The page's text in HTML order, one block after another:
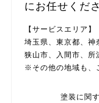
にお任せくだ
【サービスエリア】
埼玉県、東京都、神
狭山市、入間市、所
※その他の地域も、